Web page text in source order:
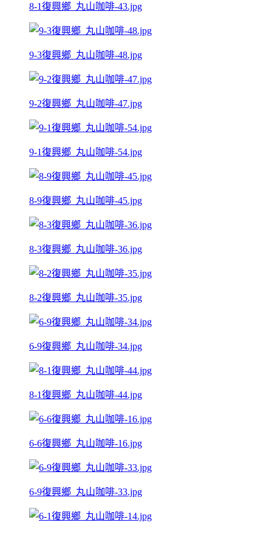
8-1復興鄉_丸山咖啡-43.jpg
9-3復興鄉_丸山咖啡-48.jpg
9-2復興鄉_丸山咖啡-47.jpg
9-1復興鄉_丸山咖啡-54.jpg
8-9復興鄉_丸山咖啡-45.jpg
8-3復興鄉_丸山咖啡-36.jpg
8-2復興鄉_丸山咖啡-35.jpg
6-9復興鄉_丸山咖啡-34.jpg
8-1復興鄉_丸山咖啡-44.jpg
6-6復興鄉_丸山咖啡-16.jpg
6-9復興鄉_丸山咖啡-33.jpg